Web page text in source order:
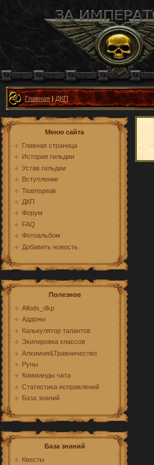
Главная|ДКП
Меню сайта
Главная страница
История гильдии
Устав гильдии
Вступление
Teamspeak
ДКП
Форум
FAQ
Фотоальбом
Добавить новость
Полезное
Allods_dkp
Аддоны
Калькулятор талантов
Экипировка классов
Алхимия&Травничество
Руны
Комманды чата
Статистика исправлений
База знаний
База знаний
Квесты